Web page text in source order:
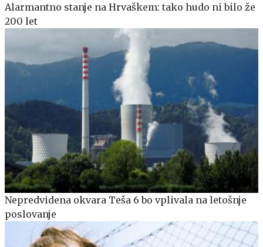
Alarmantno stanje na Hrvaškem: tako hudo ni bilo že
200 let
Nepredvidena okvara Teša 6 bo vplivala na letošnje
poslovanje